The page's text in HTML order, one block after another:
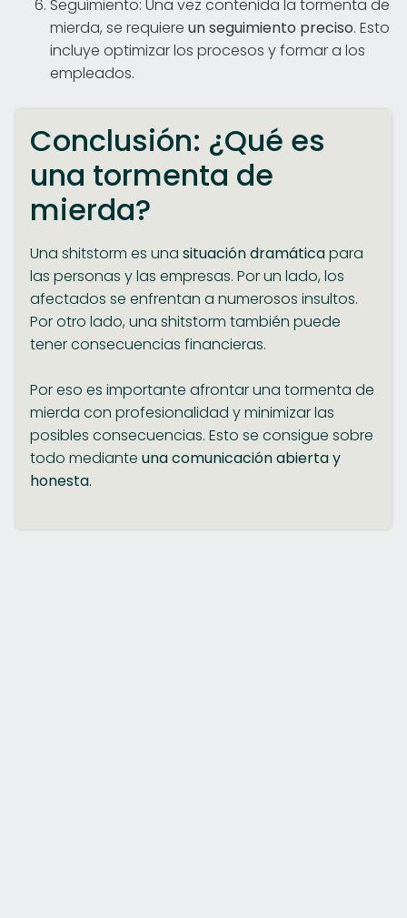
Seguimiento: Una vez contenida la tormenta de
mierda, se requiere un seguimiento preciso. Esto
incluye optimizar los procesos y formar a los
empleados.
Conclusión: ¿Qué es
una tormenta de
mierda?
Una shitstorm es una situación dramáticapara
las personas y las empresas. Por un lado, los
afectados se enfrentan a numerosos insultos.
Por otro lado, una shitstorm también puede
tener consecuencias financieras.
Por eso es importante afrontar una tormenta de
mierda con profesionalidad y minimizar las
posibles consecuencias. Esto se consigue sobre
todo mediante una comunicación abierta y
honesta.